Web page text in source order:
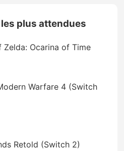
plus attendues
Zelda: Ocarina of Time
Warfare 4 (Switch
Retold (Switch 2)